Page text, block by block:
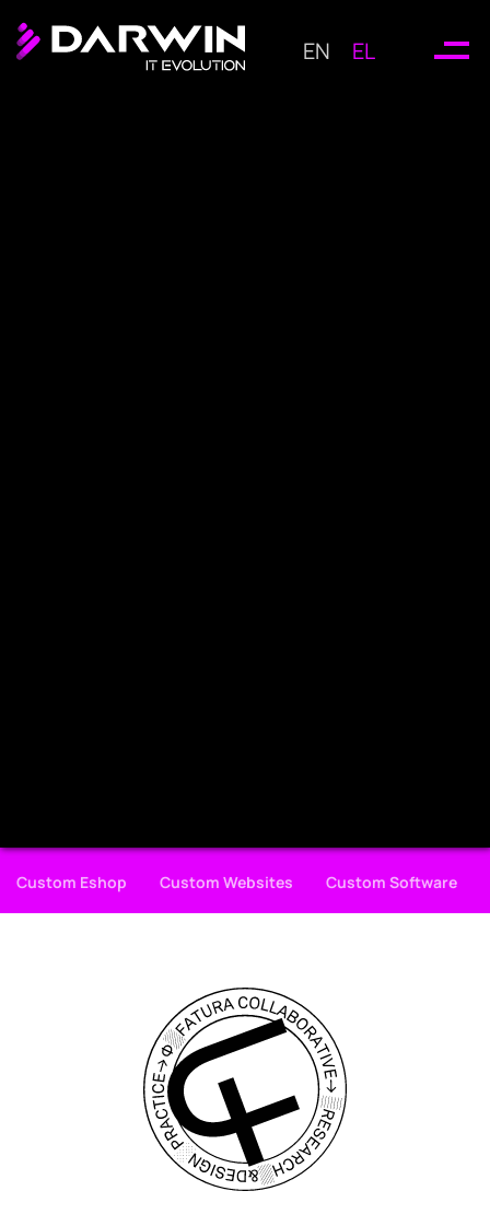
EN EL
Custom Eshop Custom Websites Custom Software